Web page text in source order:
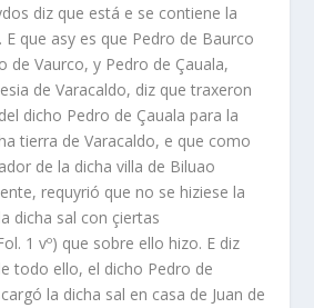
diz que está e se contiene la
E que asy es que Pedro de Baurco
de Vaurco, y Pedro de Çauala,
de Varacaldo, diz que traxeron
dicho Pedro de Çauala para la
tierra de Varacaldo, e que como
de la dicha villa de Biluao
requyrió que no se hiziese la
dicha sal con çiertas
1 vº) que sobre ello hizo. E diz
todo ello, el dicho Pedro de
la dicha sal en casa de Juan de